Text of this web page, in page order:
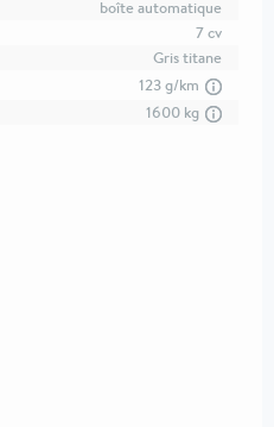
boîte automatique
7 cv
Gris titane
123 g/km
1600 kg